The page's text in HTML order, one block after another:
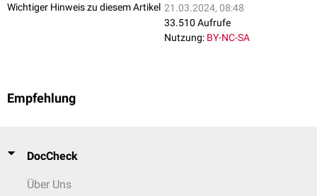
Wichtiger Hinweis zu diesem Artikel 21.03.2024, 08:48
33.510 Aufrufe
Nutzung: BY-NC-SA
Empfehlung
DocCheck
Über Uns